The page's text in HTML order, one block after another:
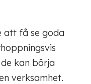
att få se goda
kan börja
verksamhet.